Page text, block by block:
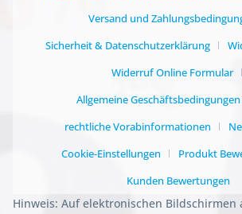
Versand und
Sicherheit & Datenschutzerklärung
Widerruf Online Formular
Allgemeine Geschäftsbedingungen
rechtliche Vorabinformationen
Cookie-Einstellungen
Produkt
Kunden Bewertungen
Hinweis: Auf elektronischen Bildschirmen